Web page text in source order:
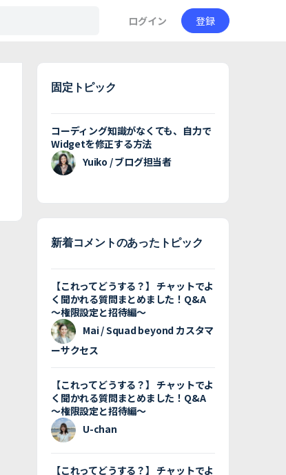
ログイン 登録
固定トピック
コーディング知識がなくても、自力で
Widgetを修正する方法
Yuiko / ブログ担当者
新着コメントのあったトピック
【これってどうする？】 チャットでよ
く聞かれる質問まとめました！Q&A
〜権限設定と招待編〜
Mai / Squad beyond カスタマ
ーサクセス
【これってどうする？】 チャットでよ
く聞かれる質問まとめました！Q&A
〜権限設定と招待編〜
U-chan
【これってどうする？】 チャットでよ